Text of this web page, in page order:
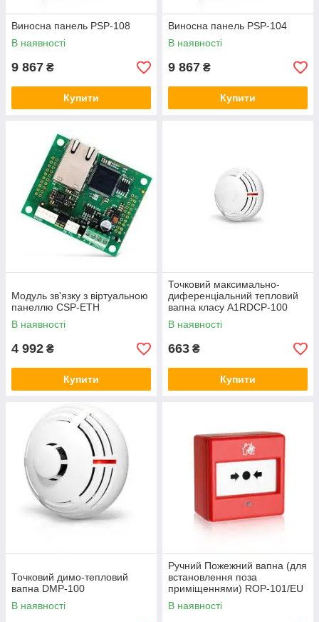
Виносна панель PSP-108
В наявності
9 867 ₴
Купити
Виносна панель PSP-104
В наявності
9 867 ₴
Купити
Модуль зв'язку з віртуальною
панеллю CSP-ETH
В наявності
4 992 ₴
Купити
Точковий максимально-
диференціальний тепловий
вапна класу A1RDCP-100
В наявності
663 ₴
Купити
Точковий димо-тепловий
вапна DMP-100
В наявності
Ручний Пожежний вапна (для
встановлення поза
приміщеннями) ROP-101/EU
В наявності